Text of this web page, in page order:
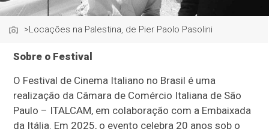
>Locações na Palestina, de Pier Paolo Pasolini
Sobre o Festival
O Festival de Cinema Italiano no Brasil é uma
realização da Câmara de Comércio Italiana de São
Paulo – ITALCAM, em colaboração com a Embaixada
da Itália. Em 2025, o evento celebra 20 anos sob o